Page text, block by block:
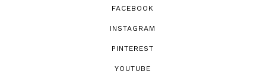
FACEBOOK
INSTAGRAM
PINTEREST
YOUTUBE